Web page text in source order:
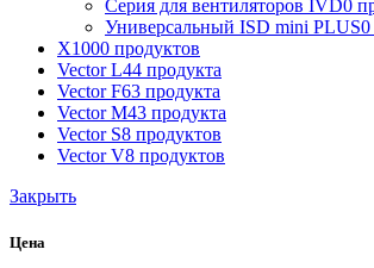
Серия для вентиляторов IVD0
Универсальный ISD mini PLUS0
X1000 продуктов
Vector L44 продукта
Vector F63 продукта
Vector M43 продукта
Vector S8 продуктов
Vector V8 продуктов
Закрыть
Цена